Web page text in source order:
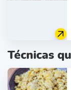
Técnicas